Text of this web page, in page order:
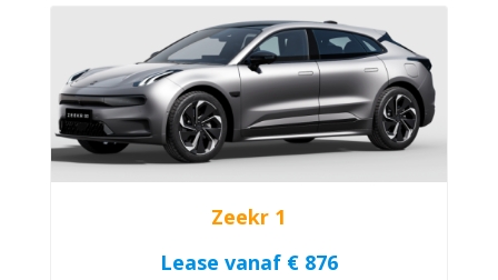
Zeekr 1
Lease vanaf € 876